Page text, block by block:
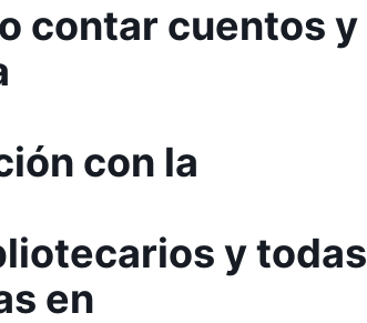
contar cuentos y
con la
y todas
en